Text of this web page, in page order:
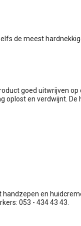
de meest
goed uitwrijven
oplost en verdwijnt. De
en
053 - 434 43 43.